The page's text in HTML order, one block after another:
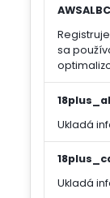
sa
Ukladá
Ukladá